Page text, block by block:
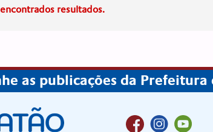
resultados.
as publicações da Prefeitura